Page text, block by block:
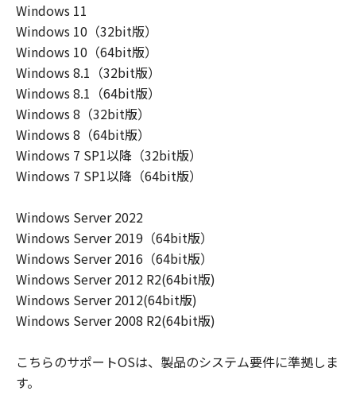
に、本契約の条件の下で、「許諾ソフトウ
エア」を使用させることができます。その
場合、お客様には、かかる「指定ユーザ」
を本契約の条件に従わせることにつき、す
べての責任を負っていただくものとしま
す。 (2) お客様は、再使用許諾、譲渡、頒
布、貸与その他の方法により、第三者に
「本ソフトウエア」を使用もしくは利用さ
せることはできません。
または一部を修正、改変、リバース・エン
ジニアリング、逆コンパイルまたは逆アセ
ンブル等することはできません。また第三
者にこのような行為をさせてはなりませ
ん。
(4) 本契約に明示的に定める場合を除き、
的財産権のいかなる権利もお客様に付与す
Windows 11
Windows 10（32bit版）
Windows 10（64bit版）
Windows 8.1（32bit版）
Windows 8.1（64bit版）
Windows 8（32bit版）
Windows 8（64bit版）
Windows 7 SP1以降（32bit版）
Windows 7 SP1以降（64bit版）
Windows Server 2022
Windows Server 2019（64bit版）
Windows Server 2016（64bit版）
Windows Server 2012 R2(64bit版)
Windows Server 2012(64bit版)
Windows Server 2008 R2(64bit版)
こちらのサポートOSは、製品のシステム要件に準拠しま
す。